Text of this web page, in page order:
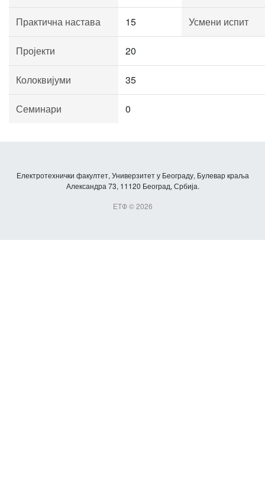
Практична настава 15 Усмени испит
Пројекти 20
Колоквијуми 35
Семинари 0
Електротехнички факултет, Универзитет у Београду, Булевар краља
Александра 73, 11120 Београд, Србија.
ЕТФ © 2026